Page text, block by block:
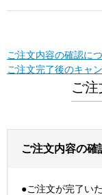
ご注文内容の確認に
ご注文完了後のキャ
ご
ご注文内容の確
●ご注文が完了い